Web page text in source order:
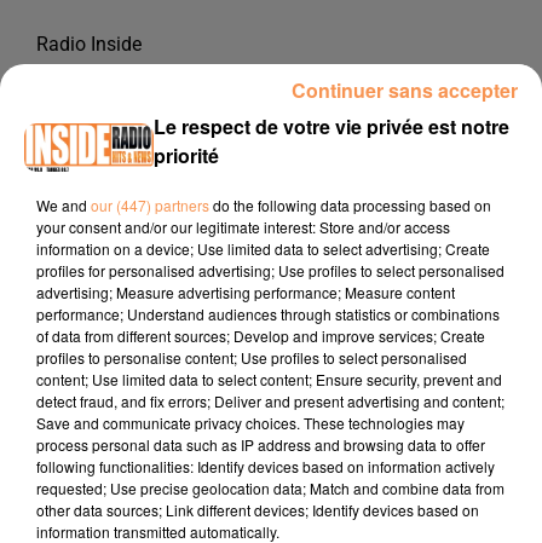
Radio Inside
INTERVIEW DE MYLÈNE "PAPOMPETTE" À PAU, SUR RADIO INSIDE
Site internet :papompette.fr
Facebook : Paompette
Instagram :@papompette.fr
TITRES DIFFUSÉS
Le respect de votre vie privée est notre
priorité
We and our (447) partnersdo the following data processing based on
your consent and/or our legitimate interest: Store and/or access
information on a device; Use limited data to select advertising; Create
profiles for personalised advertising; Use profiles to select personalised
advertising; Measure advertising performance; Measure content
performance; Understand audiences through statistics or combinations
of data from different sources; Develop and improve services; Create
profiles to personalise content; Use profiles to select personalised
content; Use limited data to select content; Ensure security, prevent and
detect fraud, and fix errors; Deliver and present advertising and content;
Save and communicate privacy choices. These technologies may
process personal data such as IP address and browsing data to offer
following functionalities: Identify devices based on information actively
requested; Use precise geolocation data; Match and combine data from
other data sources; Link different devices; Identify devices based on
information transmitted automatically.
Continuer sans accepter